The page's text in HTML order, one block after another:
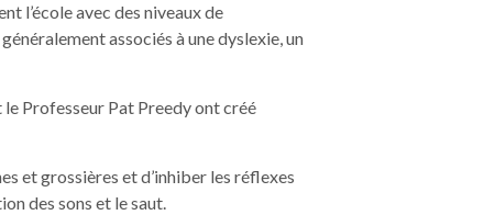
l’école avec des niveaux de
associés à une dyslexie, un
Professeur Pat Preedy ont créé
et grossières et d’inhiber les réflexes
des sons et le saut.